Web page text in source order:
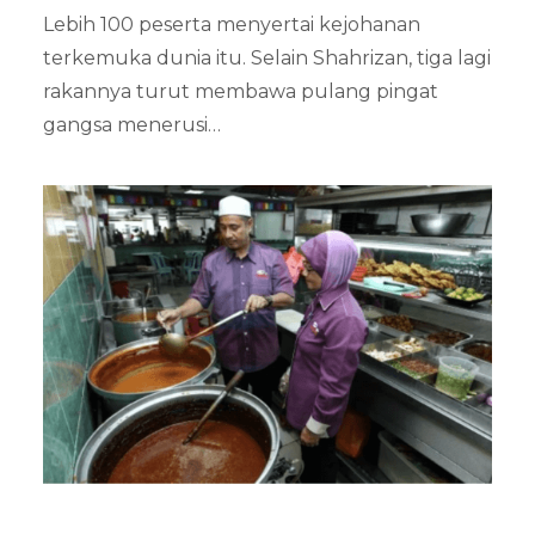
Lebih 100 peserta menyertai kejohanan
terkemuka dunia itu. Selain Shahrizan, tiga lagi
rakannya turut membawa pulang pingat
gangsa menerusi…